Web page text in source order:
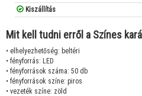
Kiszállítás
Mit kell tudni erről a Színes
• elhelyezhetőség: beltéri
• fényforrás: LED
• fényforrások száma: 50 db
• fényforrások színe: piros
• vezeték színe: zöld